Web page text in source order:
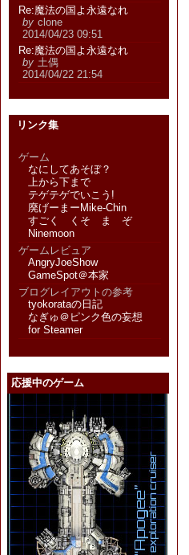
Re:魔法の国よ永遠なれ
by clone
2014/04/23 09:51
Re:魔法の国よ永遠なれ
by 土偶
2014/04/22 21:54
リンク集
ゲーム
なにしてあそぼ？
上から下まで
テゲテゲでいこう!
廃げーまーMike-Chin
すごく くそ ま ぞ
Ninemoon
ゲームレビュア
AngryJoeShow
GameSpot＠本家
ブログレイアウトの参考
tyokorataの日記
なぎゅ＠ピンク色の妄想
for Steamer
応援中のゲーム